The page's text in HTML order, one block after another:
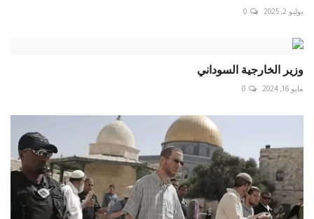
يوليو 2, 2025 0
وزير الخارجية السوداني
مايو 16, 2024 0